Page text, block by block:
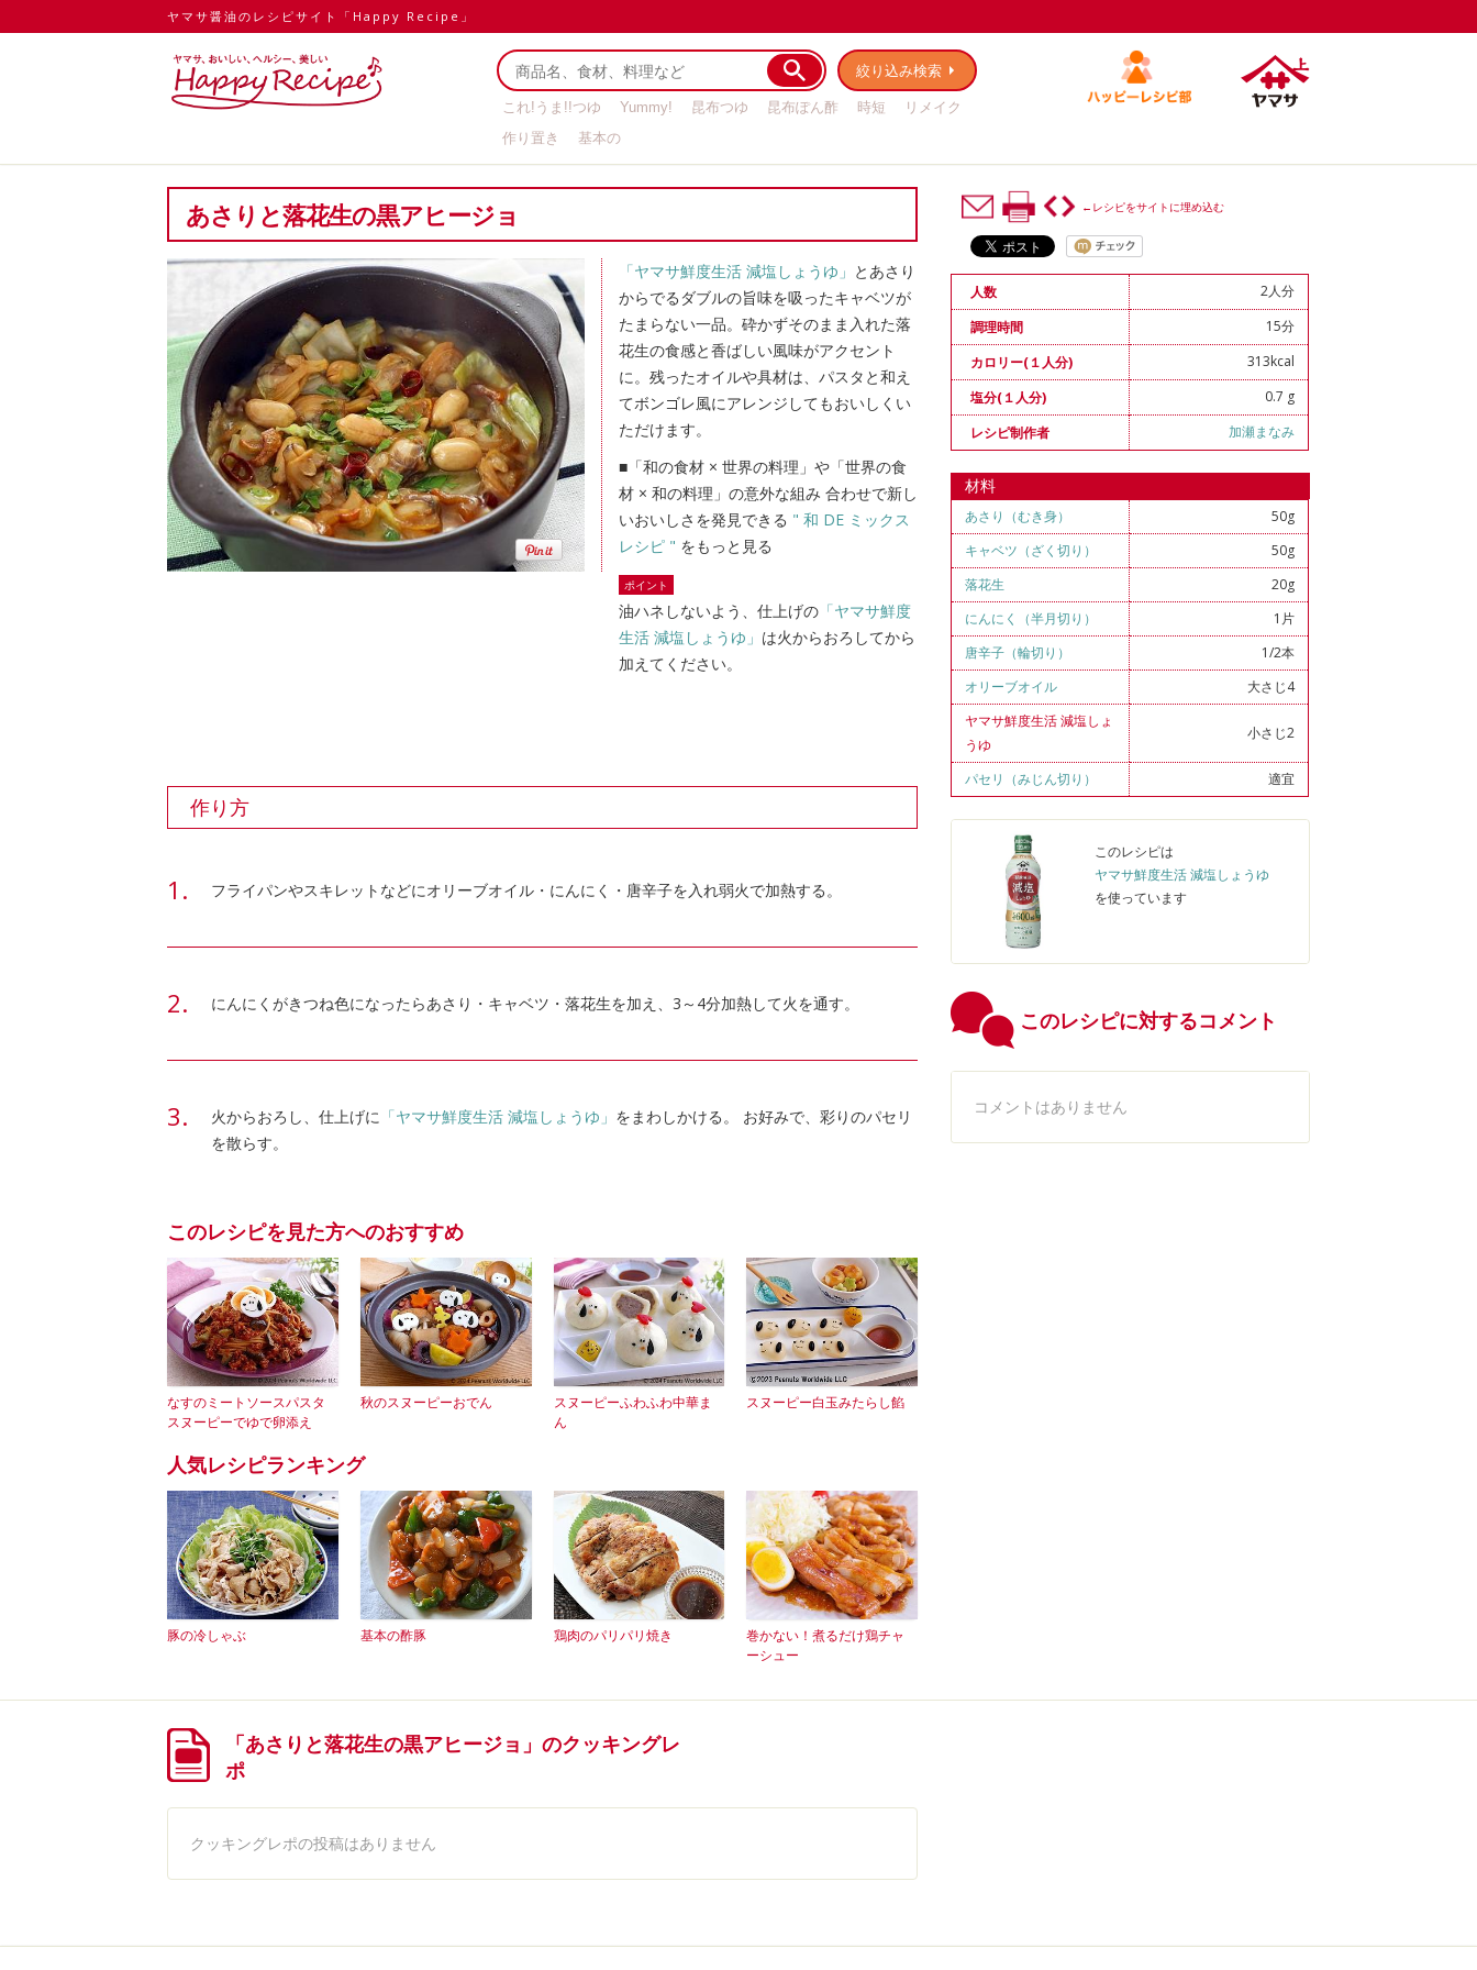
ヤマサ醤油のレシピサイト「Happy Recipe」
絞り込み検索
これ!うま!!つゆ Yummy! 昆布つゆ 昆布ぽん酢 時短
リメイク
作り置き
基本の
あさりと落花生の黒アヒージョ
「ヤマサ鮮度生活 減塩しょうゆ」 とあさり
からでるダブルの旨味を吸ったキャベツが
たまらない一品。砕かずそのまま入れた落
花生の食感と香ばしい風味がアクセント
に。残ったオイルや具材は、パスタと和え
てボンゴレ風にアレンジしてもおいしくい
ただけます。
■「和の食材 × 世界の料理」や「世界の食
材 × 和の料理」の意外な組み 合わせで新し
いおいしさを発見できる " 和 DE ミックス
レシピ " をもっと見る
ポイント
油ハネしないよう、仕上げの 「ヤマサ鮮度
生活 減塩しょうゆ」 は火からおろしてから
加えてください。
作り方
フライパンやスキレットなどにオリーブオイル・にんにく・唐辛子を入れ弱火で加熱する。
にんにくがきつね色になったらあさり・キャベツ・落花生を加え、3～4分加熱して火を通す。
火からおろし、仕上げに 「ヤマサ鮮度生活 減塩しょうゆ」 をまわしかける。 お好みで、彩りのパセリ
を散らす。
このレシピを見た方へのおすすめ
なすのミートソースパスタ
スヌーピーでゆで卵添え
秋のスヌーピーおでん
スヌーピーふわふわ中華ま
ん
スヌーピー白玉みたらし餡
人気レシピランキング
豚の冷しゃぶ 基本の酢豚 鶏肉のパリパリ焼き
巻かない！煮るだけ鶏チャ
ーシュー
←レシピをサイトに埋め込む
人数
2人分
調理時間
15分
カロリー(１人分)
313kcal
塩分(１人分)
0.7 g
レシピ制作者
加瀬まなみ
材料
あさり（むき身）
50g
キャベツ（ざく切り）
50g
落花生
20g
にんにく（半月切り）
1片
唐辛子（輪切り）
1/2本
オリーブオイル
大さじ4
ヤマサ鮮度生活 減塩しょ
うゆ
小さじ2
パセリ（みじん切り） 適宜
このレシピは
ヤマサ鮮度生活 減塩しょうゆ
を使っています
このレシピに対するコメント
コメントはありません
「あさりと落花生の黒アヒージョ」のクッキングレ
ポ
クッキングレポの投稿はありません